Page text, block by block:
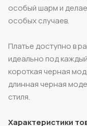
особый шарм и
особых случаев.
Платье доступно в
идеально под
короткая черная
длинная черная
стиля.
Характеристики